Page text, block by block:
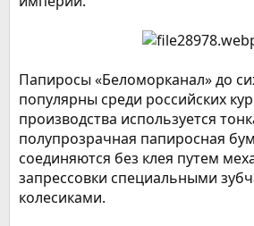
Папиросы «Беломорканал» до
популярны среди российских
производства используется
полупрозрачная папиросная
соединяются без клея путем
запрессовки специальными
колесиками.